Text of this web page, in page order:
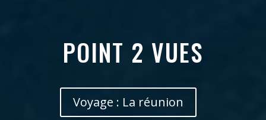
POINT 2 VUES
Voyage : La réunion